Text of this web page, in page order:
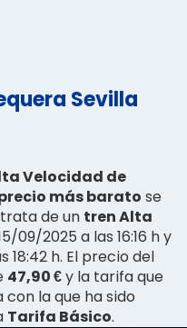
Sevilla
Velocidad de
más barato se
de un tren Alta
09/2025 a las 16:16 h y
18:42 h. El precio del
47,90 €y la tarifa que
la que ha sido
Tarifa Básico.